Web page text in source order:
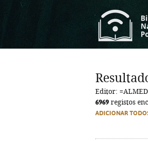
Editor:
6969 registos
ADICIONAR